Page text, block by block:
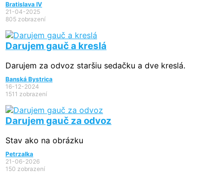
Bratislava IV
21-04-2025
805 zobrazení
Darujem gauč a kreslá
Darujem za odvoz staršiu sedačku a dve kreslá.
Banská Bystrica
16-12-2024
1511 zobrazení
Darujem gauč za odvoz
Stav ako na obrázku
Petrzalka
21-06-2026
150 zobrazení